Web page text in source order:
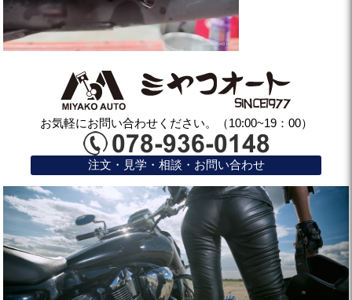
お気軽にお問い合わせください。（10:00~19：00）
注文・見学・相談・お問い合わせ